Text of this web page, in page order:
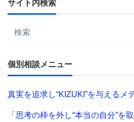
サイト内検索
個別相談メニュー
真実を追求し“KIZUKI”を与えるメ
「思考の枠を外し“本当の自分”を